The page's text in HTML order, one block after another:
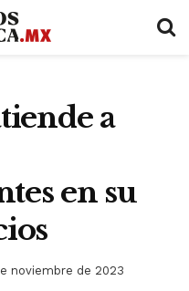
a
en su
noviembre de 2023